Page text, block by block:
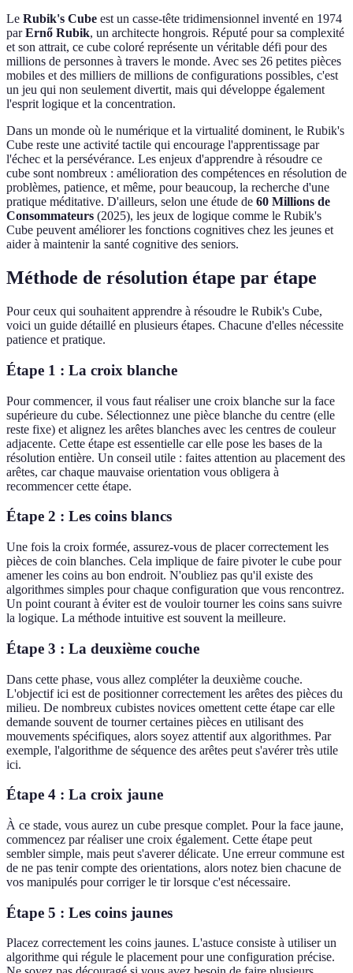
Le Rubik's Cube est un casse-tête tridimensionnel inventé en 1974
parErnő Rubik, un architecte hongrois. Réputé pour sa complexité
et son attrait, ce cube coloré représente un véritable défi pour des
millions de personnes à travers le monde. Avec ses 26 petites pièces
mobiles et des milliers de millions de configurations possibles, c'est
un jeu qui non seulement divertit, mais qui développe également
l'esprit logique et la concentration.
Dans un monde où le numérique et la virtualité dominent, le Rubik's
Cube reste une activité tactile qui encourage l'apprentissage par
l'échec et la persévérance. Les enjeux d'apprendre à résoudre ce
cube sont nombreux : amélioration des compétences en résolution de
problèmes, patience, et même, pour beaucoup, la recherche d'une
pratique méditative. D'ailleurs, selon une étude de 60 Millions de
Consommateurs (2025), les jeux de logique comme le Rubik's
Cube peuvent améliorer les fonctions cognitives chez les jeunes et
aider à maintenir la santé cognitive des seniors.
Méthode de résolution étape par étape
Pour ceux qui souhaitent apprendre à résoudre le Rubik's Cube,
voici un guide détaillé en plusieurs étapes. Chacune d'elles nécessite
patience et pratique.
Étape 1 : La croix blanche
Pour commencer, il vous faut réaliser une croix blanche sur la face
supérieure du cube. Sélectionnez une pièce blanche du centre (elle
reste fixe) et alignez les arêtes blanches avec les centres de couleur
adjacente. Cette étape est essentielle car elle pose les bases de la
résolution entière. Un conseil utile : faites attention au placement des
arêtes, car chaque mauvaise orientation vous obligera à
recommencer cette étape.
Étape 2 : Les coins blancs
Une fois la croix formée, assurez-vous de placer correctement les
pièces de coin blanches. Cela implique de faire pivoter le cube pour
amener les coins au bon endroit. N'oubliez pas qu'il existe des
algorithmes simples pour chaque configuration que vous rencontrez.
Un point courant à éviter est de vouloir tourner les coins sans suivre
la logique. La méthode intuitive est souvent la meilleure.
Étape 3 : La deuxième couche
Dans cette phase, vous allez compléter la deuxième couche.
L'objectif ici est de positionner correctement les arêtes des pièces du
milieu. De nombreux cubistes novices omettent cette étape car elle
demande souvent de tourner certaines pièces en utilisant des
mouvements spécifiques, alors soyez attentif aux algorithmes. Par
exemple, l'algorithme de séquence des arêtes peut s'avérer très utile
ici.
Étape 4 : La croix jaune
À ce stade, vous aurez un cube presque complet. Pour la face jaune,
commencez par réaliser une croix également. Cette étape peut
sembler simple, mais peut s'averer délicate. Une erreur commune est
de ne pas tenir compte des orientations, alors notez bien chacune de
vos manipulés pour corriger le tir lorsque c'est nécessaire.
Étape 5 : Les coins jaunes
Placez correctement les coins jaunes. L'astuce consiste à utiliser un
algorithme qui régule le placement pour une configuration précise.